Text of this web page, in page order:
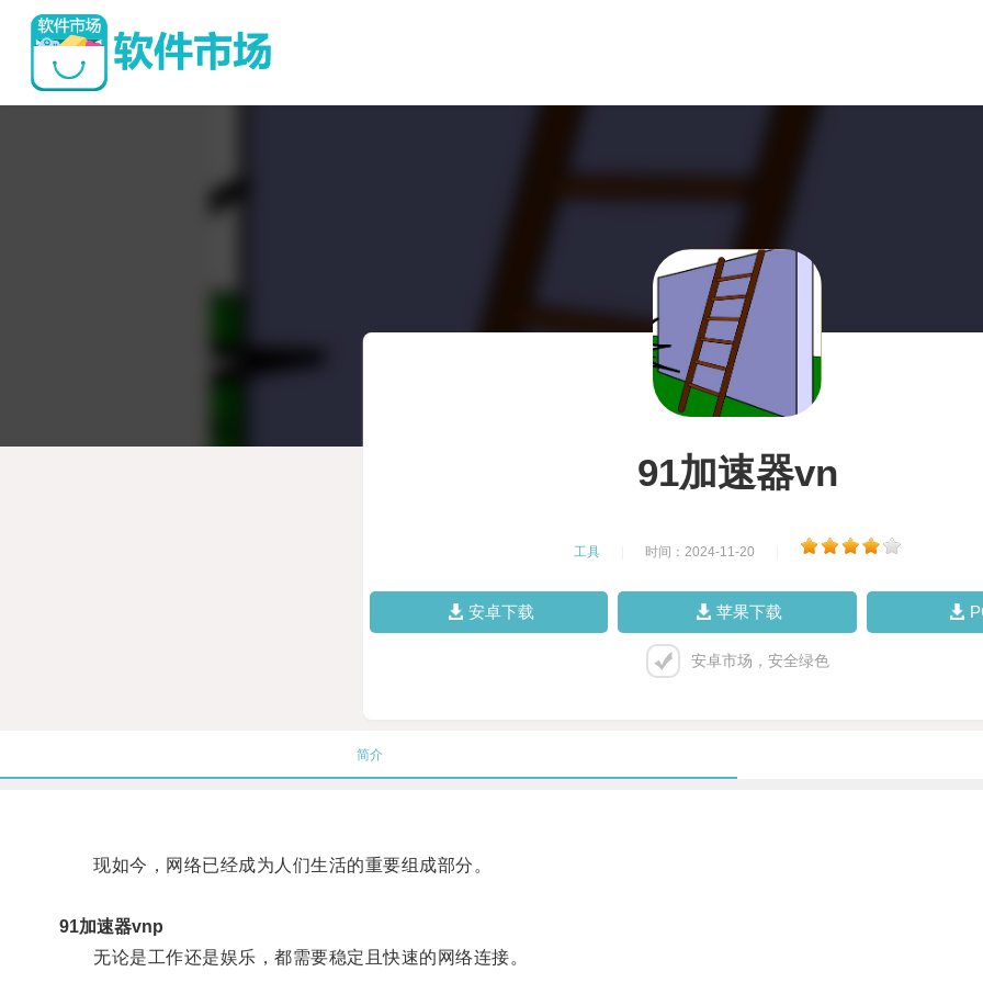
91加速器vn
工具 时间：2024-11-20
安卓下载 苹果下载
安卓市场，安全绿色
简介
现如今，网络已经成为人们生活的重要组成部分。
91加速器vnp
无论是工作还是娱乐，都需要稳定且快速的网络连接。